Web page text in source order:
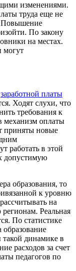
изменениями.
труда еще не
Повышение
По закону
на местах.
могут
заработной платы
Ходят слухи, что
требования к
механизм оплаты
приняты новые
работать в этой
допустимую
образования, то
к уровню
на
регионам. Реальная
По статистике
такой динамике в
расходов за счет
педагогов по